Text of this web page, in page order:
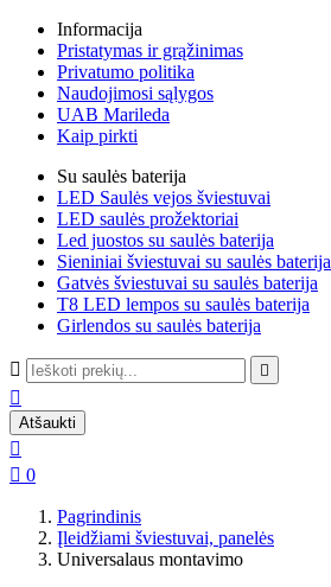
Informacija
Pristatymas ir grąžinimas
Privatumo politika
Naudojimosi sąlygos
UAB Marileda
Kaip pirkti
Su saulės baterija
LED Saulės vejos šviestuvai
LED saulės prožektoriai
Led juostos su saulės baterija
Sieniniai šviestuvai su saulės baterija
Gatvės šviestuvai su saulės baterija
T8 LED lempos su saulės baterija
Girlendos su saulės baterija
 

Atšaukti

 0
Pagrindinis
Įleidžiami šviestuvai, panelės
Universalaus montavimo